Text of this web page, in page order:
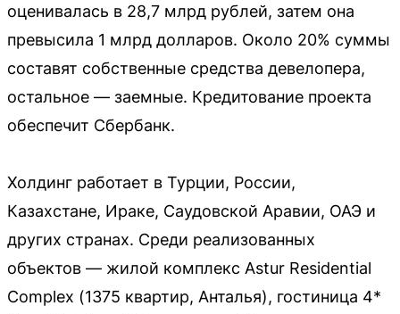
оценивалась в 28,7 млрд рублей, затем она
превысила 1 млрд долларов. Около 20% суммы
составят собственные средства девелопера,
остальное — заемные. Кредитование проекта
обеспечит Сбербанк.
Холдинг работает в Турции, России,
Казахстане, Ираке, Саудовской Аравии, ОАЭ и
других странах. Среди реализованных
объектов — жилой комплекс Astur Residential
Complex (1375 квартир, Анталья), гостиница 4*